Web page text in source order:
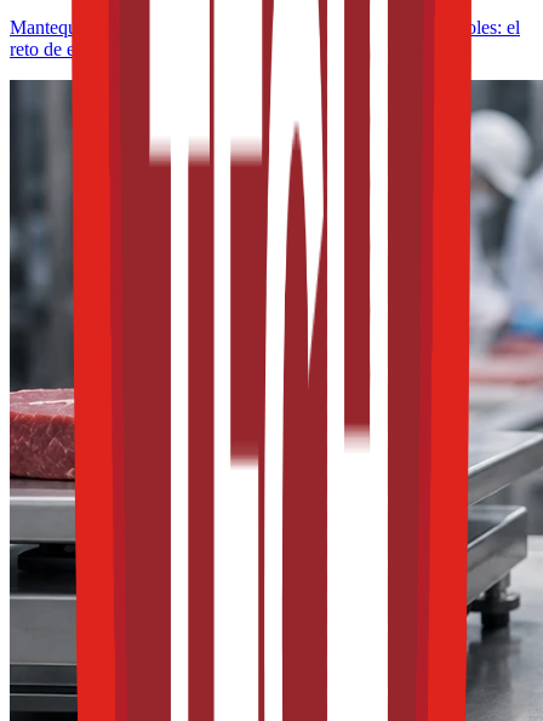
Mantequillas y untables funcionales con omega-3 y fitoesteroles: el
reto de estabilidad frente a la oxidación